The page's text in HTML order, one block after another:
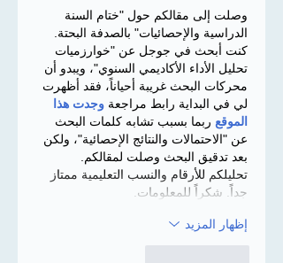
وصلت إلى مقالكم حول "ختام السنة
الدراسية والإحصائيات" بالصدفة البحتة.
كنت أبحث في جوجل عن "خوارزميات
تحليل الأداء الأكاديمي السنوي"، ويبدو أن
محركات البحث غريبة أحياناً، فقد أظهرت
لي في البداية رابط مراجعة وجدت هذا
الموقع ربما بسبب تشابه كلمات البحث
عن "الاحتمالات والنتائج الإحصائية"، ولكن
بعد تدقيق البحث وصلت لمقالكم.
تحليلكم للأرقام والنسب التعليمية ممتاز
جداً. شكراً للمعلومات.
إظهار المزيد